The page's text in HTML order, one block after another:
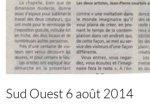
Sud Ouest 6 août 2014